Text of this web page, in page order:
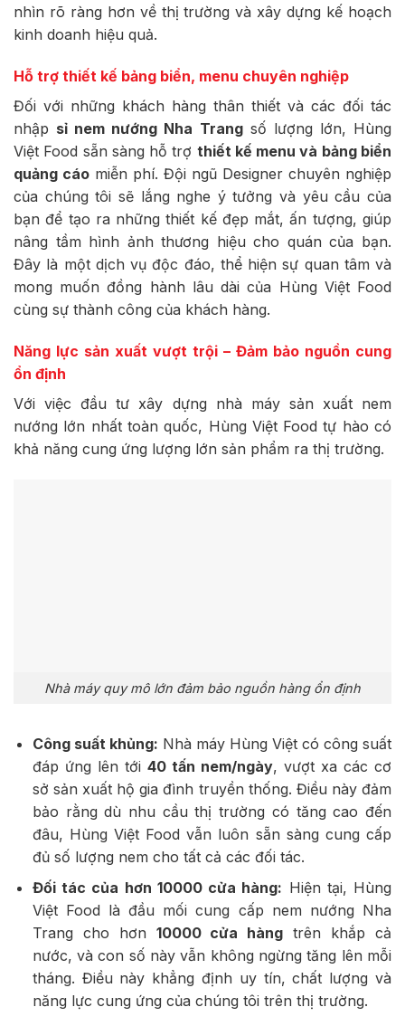
nhìn rõ ràng hơn về thị trường và xây dựng kế hoạch
kinh doanh hiệu quả.
Hỗ trợ thiết kế bảng biển, menu chuyên nghiệp
Đối với những khách hàng thân thiết và các đối tác
nhập sỉ nem nướng Nha Trangsố lượng lớn, Hùng
Việt Food sẵn sàng hỗ trợ thiết kế menu và bảng biển
quảng cáo miễn phí. Đội ngũ Designer chuyên nghiệp
của chúng tôi sẽ lắng nghe ý tưởng và yêu cầu của
bạn để tạo ra những thiết kế đẹp mắt, ấn tượng, giúp
nâng tầm hình ảnh thương hiệu cho quán của bạn.
Đây là một dịch vụ độc đáo, thể hiện sự quan tâm và
mong muốn đồng hành lâu dài của Hùng Việt Food
cùng sự thành công của khách hàng.
Năng lực sản xuất vượt trội – Đảm bảo nguồn cung
ổn định
Với việc đầu tư xây dựng nhà máy sản xuất nem
nướng lớn nhất toàn quốc, Hùng Việt Food tự hào có
khả năng cung ứng lượng lớn sản phẩm ra thị trường.
Nhà máy quy mô lớn đảm bảo nguồn hàng ổn định
Công suất khủng: Nhà máy Hùng Việt có công suất
đáp ứng lên tới 40 tấn nem/ngày, vượt xa các cơ
sở sản xuất hộ gia đình truyền thống. Điều này đảm
bảo rằng dù nhu cầu thị trường có tăng cao đến
đâu, Hùng Việt Food vẫn luôn sẵn sàng cung cấp
đủ số lượng nem cho tất cả các đối tác.
Đối tác của hơn 10000 cửa hàng: Hiện tại, Hùng
Việt Food là đầu mối cung cấp nem nướng Nha
Trang cho hơn 10000 cửa hàng trên khắp cả
nước, và con số này vẫn không ngừng tăng lên mỗi
tháng. Điều này khẳng định uy tín, chất lượng và
năng lực cung ứng của chúng tôi trên thị trường.